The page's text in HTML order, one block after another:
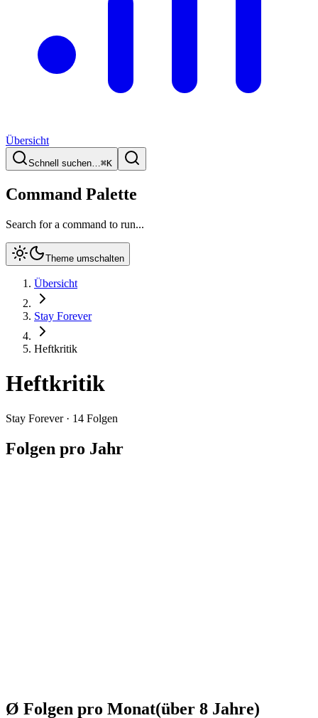
Übersicht
Schnell suchen…⌘K
Command Palette
Search for a command to run...
Theme umschalten
Übersicht
Stay Forever
Heftkritik
Heftkritik
Stay Forever· 14 Folgen
Folgen pro Jahr
Ø Folgen pro Monat(über 8 Jahre)